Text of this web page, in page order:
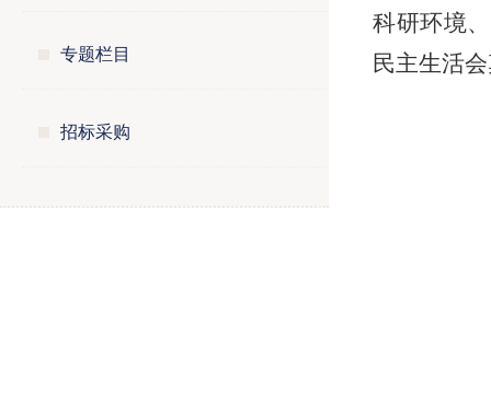
专题栏目
招标采购
科研环境
民主生活